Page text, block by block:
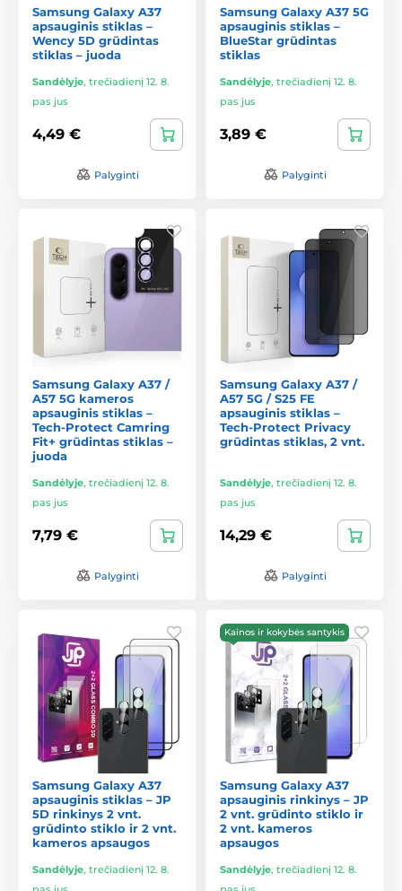
Samsung Galaxy A37
apsauginis stiklas –
Wency 5D grūdintas
stiklas – juoda
Sandėlyje, trečiadienį 12. 8.
pas jus
4,49 €
Palyginti
Samsung Galaxy A37 5G
apsauginis stiklas –
BlueStar grūdintas
stiklas
Sandėlyje, trečiadienį 12. 8.
pas jus
3,89 €
Palyginti
Samsung Galaxy A37 /
A57 5G kameros
apsauginis stiklas –
Tech-Protect Camring
Fit+ grūdintas stiklas –
juoda
Sandėlyje, trečiadienį 12. 8.
pas jus
7,79 €
Palyginti
Samsung Galaxy A37 /
A57 5G / S25 FE
apsauginis stiklas –
Tech-Protect Privacy
grūdintas stiklas, 2 vnt.
Sandėlyje, trečiadienį 12. 8.
pas jus
14,29 €
Palyginti
Samsung Galaxy A37
apsauginis stiklas – JP
5D rinkinys 2 vnt.
grūdinto stiklo ir 2 vnt.
kameros apsaugos
Sandėlyje, trečiadienį 12. 8.
Kainos ir kokybės santykis
Samsung Galaxy A37
apsauginis rinkinys – JP
2 vnt. grūdinto stiklo ir
2 vnt. kameros
apsaugos
Sandėlyje, trečiadienį 12. 8.